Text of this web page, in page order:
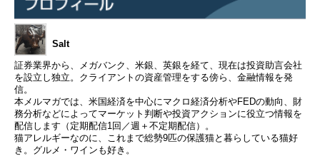
Salt
証券業界から、メガバンク、米銀、英銀を経て、現在は投資助言会社
を設立し独立。クライアントの資産管理をする傍ら、金融情報を発
信。
本メルマガでは、米国経済を中心にマクロ経済分析やFEDの動向、財
務分析などによってマーケット判断や投資アクションに役立つ情報を
配信します（定期配信1回／週＋不定期配信）。
猫アレルギーなのに、これまで総勢9匹の保護猫と暮らしている猫好
き。グルメ・ワインも好き。